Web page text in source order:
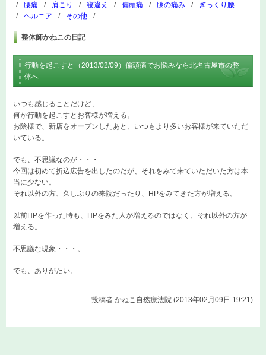
腰痛 肩こり 寝違え 偏頭痛 膝の痛み
ぎっくり腰
ヘルニア
その他
整体師かねこの日記
行動を起こすと（2013/02/09）偏頭痛でお悩みなら北名古屋市の整
体へ
いつも感じることだけど、
何か行動を起こすとお客様が増える。
お陰様で、新店をオープンしたあと、いつもより多いお客様が来ていただ
いている。
でも、不思議なのが・・・
今回は初めて折込広告を出したのだが、それをみて来ていただいた方は本
当に少ない。
それ以外の方、久しぶりの来院だったり、HPをみてきた方が増える。
以前HPを作った時も、HPをみた人が増えるのではなく、それ以外の方が
増える。
不思議な現象・・・。
でも、ありがたい。
投稿者 かねこ自然療法院 (2013年02月09日 19:21)